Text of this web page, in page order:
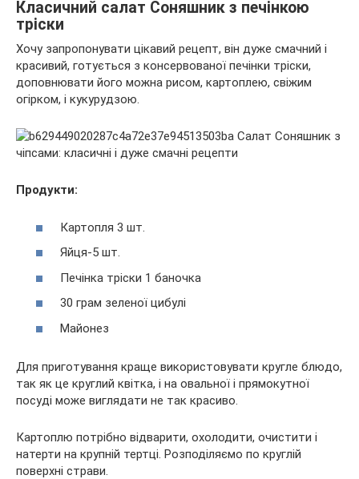
Класичний салат Соняшник з печінкою
тріски
Хочу запропонувати цікавий рецепт, він дуже смачний і
красивий, готується з консервованої печінки тріски,
доповнювати його можна рисом, картоплею, свіжим
огірком, і кукурудзою.
Продукти:
Картопля 3 шт.
Яйця-5 шт.
Печінка тріски 1 баночка
30 грам зеленої цибулі
Майонез
Для приготування краще використовувати кругле блюдо,
так як це круглий квітка, і на овальної і прямокутної
посуді може виглядати не так красиво.
Картоплю потрібно відварити, охолодити, очистити і
натерти на крупній тертці. Розподіляємо по круглій
поверхні страви.